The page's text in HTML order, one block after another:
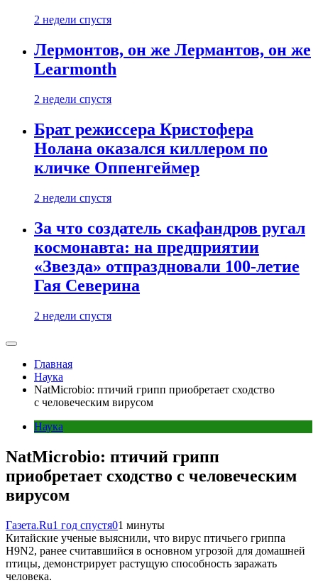
2 недели спустя
Лермонтов, он же Лермантов, он же
Learmonth
2 недели спустя
Брат режиссера Кристофера
Нолана оказался киллером по
кличке Оппенгеймер
2 недели спустя
За что создатель скафандров ругал
космонавта: на предприятии
«Звезда» отпраздновали 100-летие
Гая Северина
2 недели спустя
Главная
Наука
NatMicrobio: птичий грипп приобретает сходство
с человеческим вирусом
Наука
NatMicrobio: птичий грипп
приобретает сходство с человеческим
вирусом
Газета.Ru1 год спустя01 минуты
Китайские ученые выяснили, что вирус птичьего гриппа
H9N2, ранее считавшийся в основном угрозой для домашней
птицы, демонстрирует растущую способность заражать
человека.